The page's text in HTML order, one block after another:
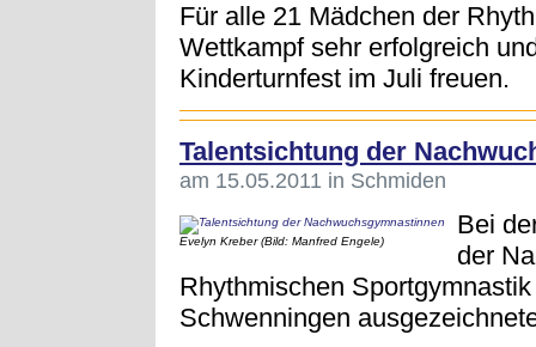
Für alle 21 Mädchen der
Wettkampf sehr erfolgreich
Kinderturnfest im Juli freuen.
Talentsichtung der
am 15.05.2011 in Schmiden
Evelyn Kreber (Bild: Manfred Engele)
Bei
der
Rhythmischen
Schwenningen